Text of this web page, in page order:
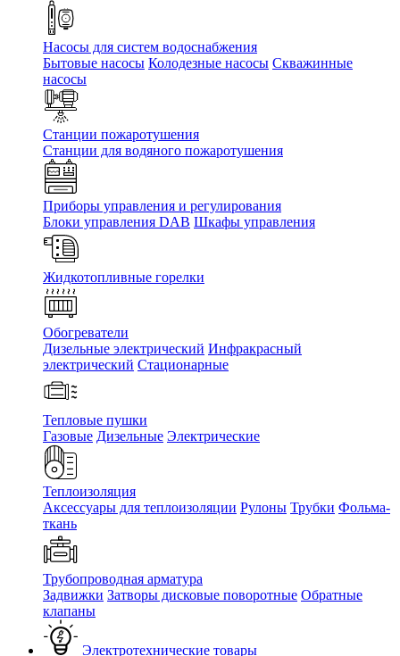
Насосы для систем водоснабжения
Бытовые насосы Колодезные насосы Скважинные
насосы
Станции пожаротушения
Станции для водяного пожаротушения
Приборы управления и регулирования
Блоки управления DAB Шкафы управления
Жидкотопливные горелки
Обогреватели
Дизельные электрический Инфракрасный
электрический Стационарные
Тепловые пушки
Газовые Дизельные Электрические
Теплоизоляция
Аксессуары для теплоизоляции Рулоны Трубки Фольма-
ткань
Трубопроводная арматура
Задвижки Затворы дисковые поворотные Обратные
клапаны
Электротехнические товары